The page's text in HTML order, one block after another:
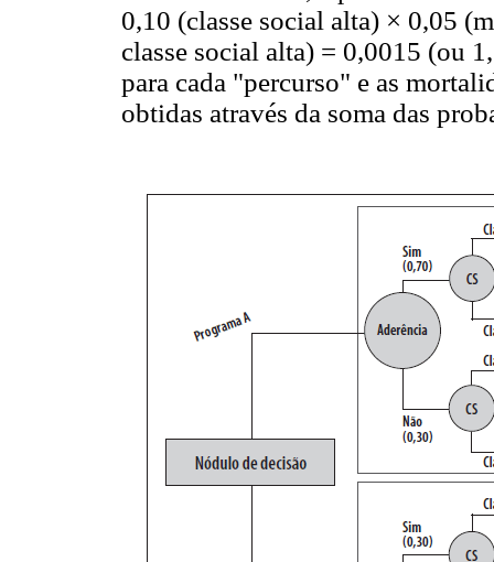
0,10 (classe social alta) × 0,05
classe social alta) = 0,0015 (ou
para cada "percurso" e as
obtidas através da soma das